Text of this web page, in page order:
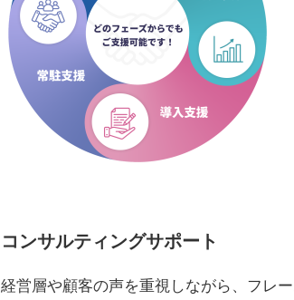
コンサルティングサポート
経営層や顧客の声を重視しながら、フレ